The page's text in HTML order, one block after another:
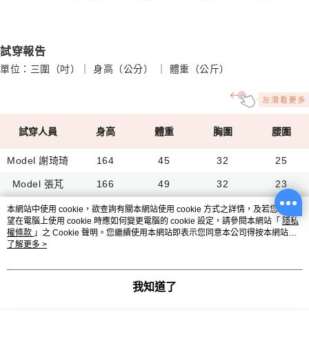
試穿報告
單位：三圍（吋）｜ 身高（公分） ｜ 體重（公斤）
試穿人員 身高 體重 胸圍 腰圍
Model 謝琦琦 164 45 32 25
Model 張芃 166 49 32 23
Fay 158 58 35 30
Kelly 158 63 37 32
本網站中使用 cookie，欲查詢有關本網站使用 cookie 方式之詳情，及若您不希
望在電腦上使用 cookie 時應如何變更電腦的 cookie 設定，請參閱本網站「 隱私
權條款 」之 Cookie 聲明。您繼續使用本網站即表示您同意本公司得按本網站使
用條款之 Cookie 聲明使用 cookie。
了解更多 >
我知道了